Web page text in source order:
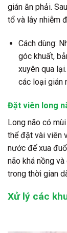
gián ăn phải.
tổ và lây nhiễm
Cách dùng:
góc khuất,
xuyên qua
các loại gián
Đặt viên long
Long não có
thể đặt vài viên
nước để xua
não khá nồng
trong thời gian
Xử lý các